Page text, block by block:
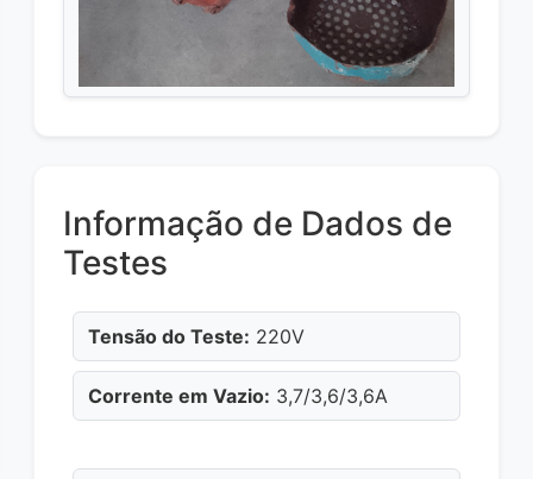
Informação de Dados de
Testes
Tensão do Teste: 220V
Corrente em Vazio: 3,7/3,6/3,6A